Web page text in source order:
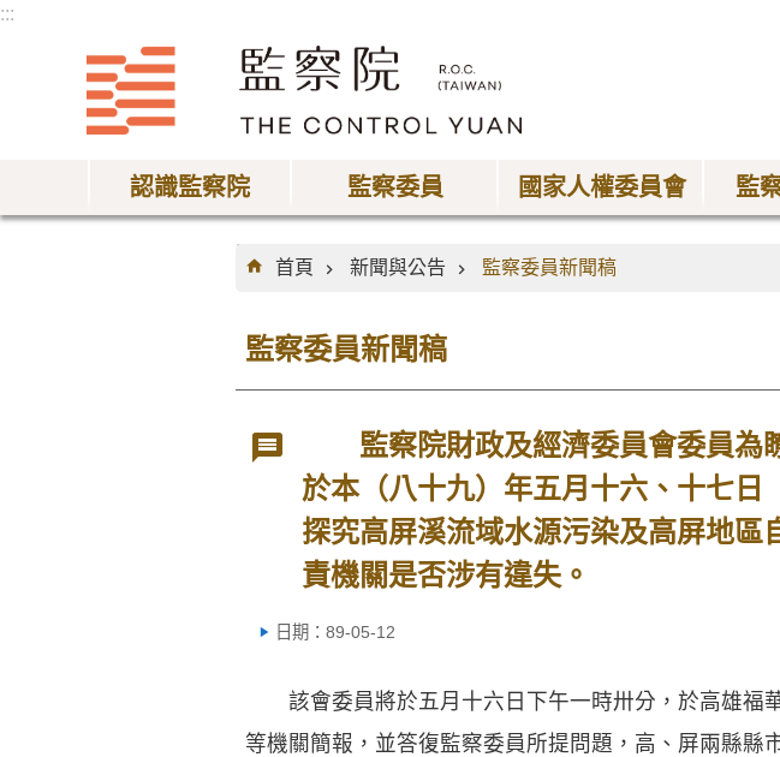
:::
認識監察院 監察委員 國家人權委員會 監
:::
首頁
新聞與公告 監察委員新聞稿
監察委員新聞稿
監察院財政及經濟委員會委員為
於本（八十九）年五月十六、十七
探究高屏溪流域水源污染及高屏地
責機關是否涉有違失。
日期：89-05-12
該會委員將於五月十六日下午一時卅分，於高雄福
等機關簡報，並答復監察委員所提問題，高、屏兩縣